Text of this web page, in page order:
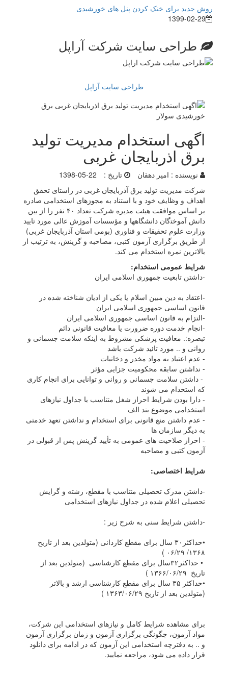
روش جدید برای خنک کردن پنل های خورشیدی
1399-02-29
طراحی سایت شرکت آراپل
طراحی سایت آراپل
اگهی استخدام مدیریت تولید
برق اذربایجان غربی
نویسنده : امیر دهقان تاریخ :
1398-05-22
ﺷﺮﮐﺖ ﻣﺪﯾﺮﯾﺖ ﺗﻮﻟﯿﺪ ﺑﺮق آذرﺑﺎﯾﺠﺎن غربی در راﺳﺘﺎی ﺗﺤﻘﻖ
اﻫﺪاف و وﻇﺎﯾﻒ ﺧﻮد و ﺑﺎ اﺳﺘﻨﺎد ﺑﻪ ﻣﺠﻮزﻫﺎی اﺳﺘﺨﺪاﻣﯽ ﺻﺎدره
ﺑﺮ اﺳﺎس ﻣﻮاﻓﻘﺖ ﻫﯿﺌﺖ ﻣﺪﯾﺮه شرکت تعداد ۴۰ ﻧﻔﺮ را از ﺑﯿﻦ
داﻧﺶ آﻣﻮﺧﺘگان داﻧﺸﮕﺎﻫﻬﺎ و ﻣﺆﺳﺴﺎت آﻣﻮزش ﻋﺎﻟﯽ ﻣﻮرد ﺗﺎﯾﯿﺪ
وزارت ﻋﻠﻮم ﺗﺤﻘﯿﻘﺎت و ﻓﻨﺎوری (ﺑﻮﻣﯽ اﺳﺘﺎن آذرﺑﺎﯾﺠﺎن ﻏﺮﺑﯽ)
از ﻃﺮﯾﻖ ﺑﺮﮔﺰاری آزﻣﻮن ﮐﺘﺒﯽ، ﻣﺼﺎﺣﺒﻪ و ﮔﺰﯾﻨﺶ، ﺑﻪ ﺗﺮﺗﯿﺐ از
ﺑﺎﻻﺗﺮﯾﻦ ﻧﻤﺮه اﺳﺘﺨﺪام ﻣﯽ ﮐﻨﺪ.
ﺷﺮاﯾﻂ ﻋﻤﻮﻣﯽ اﺳﺘﺨﺪام:
-داﺷﺘﻦ ﺗﺎﺑﻌﯿﺖ ﺟﻤﻬﻮری اﺳﻼﻣﯽ اﯾﺮان
-اﻋﺘﻘﺎد ﺑﻪ دﯾﻦ ﻣﺒﯿﻦ اﺳﻼم ﯾﺎ ﯾﮑﯽ از ادﯾﺎن ﺷﻨﺎﺧﺘﻪ ﺷﺪه در
ﻗﺎﻧﻮن اﺳﺎﺳﯽ ﺟﻤﻬﻮری اﺳﻼﻣﯽ اﯾﺮان
-اﻟﺘﺰام ﺑﻪ ﻗﺎﻧﻮن اﺳﺎﺳﯽ ﺟﻤﻬﻮری اﺳﻼﻣﯽ اﯾﺮان
-اﻧﺠﺎم ﺧﺪﻣﺖ دوره ﺿﺮورت ﯾﺎ ﻣﻌﺎﻓﯿﺖ ﻗﺎﻧﻮﻧﯽ داﺋﻢ
ﺗﺒﺼﺮه:. ﻣﻌﺎﻓﯿﺖ ﭘﺰﺷﮑﯽ ﻣﺸﺮوط ﺑﻪ اﯾﻨﮑﻪ ﺳﻼﻣﺖ ﺟﺴﻤﺎﻧﯽ و
رواﻧﯽ و .. ﻣﻮرد ﺗﺎﺋﯿﺪ ﺷﺮﮐﺖ ﺑﺎﺷﺪ
- ﻋﺪم اﻋﺘﯿﺎد ﺑﻪ ﻣﻮاد ﻣﺨﺪر و دﺧﺎﻧﯿﺎت
- ﻧﺪاﺷﺘﻦ ﺳﺎﺑﻘﻪ ﻣﺤﮑﻮﻣﯿﺖ ﺟﺰاﯾﯽ ﻣﺆﺛﺮ
- داﺷﺘﻦ ﺳﻼﻣﺖ ﺟﺴﻤﺎﻧﯽ و رواﻧﯽ و ﺗﻮاﻧﺎﯾﯽ ﺑﺮای اﻧﺠﺎم ﮐﺎری
ﮐﻪ اﺳﺘﺨﺪام ﻣﯽ ﺷﻮﻧﺪ
- دارا ﺑﻮدن ﺷﺮاﯾﻂ اﺣﺮاز ﺷﻐﻞ ﻣﺘﻨﺎﺳﺐ ﺑﺎ ﺟﺪاول ﻧﯿﺎزﻫﺎی
اﺳﺘﺨﺪاﻣﯽ ﻣﻮﺿﻮع ﺑﻨﺪ اﻟﻒ
- ﻋﺪم داﺷﺘﻦ ﻣﻨﻊ ﻗﺎﻧﻮﻧﯽ ﺑﺮای اﺳﺘﺨﺪام و ﻧﺪاﺷﺘﻦ ﺗﻌﻬﺪ ﺧﺪﻣﺘﯽ
ﺑﻪ دﯾﮕﺮ ﺳﺎزﻣﺎن ﻫﺎ
- اﺣﺮاز ﺻﻼﺣﯿﺖ ﻫﺎی ﻋﻤﻮﻣﯽ ﺑﻪ ﺗﺄﯾﯿﺪ ﮔﺰﯾﻨﺶ ﭘﺲ از ﻗﺒﻮﻟﯽ در
آزﻣﻮن ﮐﺘﺒﯽ و ﻣﺼﺎﺣﺒﻪ
ﺷﺮاﯾﻂ اﺧﺘﺼﺎﺻﯽ:
-داﺷﺘﻦ ﻣﺪرک ﺗﺤﺼﯿﻠﯽ ﻣﺘﻨﺎﺳﺐ ﺑﺎ ﻣﻘﻄﻊ، رﺷﺘﻪ و ﮔﺮاﯾﺶ
ﺗﺤﺼﯿﻠﯽ اﻋﻼم ﺷﺪه در ﺟﺪاول ﻧﯿﺎزﻫﺎی اﺳﺘﺨﺪاﻣﯽ
-داﺷﺘﻦ ﺷﺮاﯾﻂ ﺳﻨﯽ ﺑﻪ ﺷﺮح زﯾﺮ :
•ﺣﺪاﮐﺜﺮ۳۰ ﺳﺎل ﺑﺮای ﻣﻘﻄﻊ ﮐﺎرداﻧﯽ (ﻣﺘﻮﻟﺪﯾﻦ ﺑﻌﺪ از ﺗﺎرﯾﺦ
۱۳۶۸/ ۰۶/۲۹ )
• ﺣﺪاﮐﺜﺮ۳۲ﺳﺎل ﺑﺮای ﻣﻘﻄﻊ ﮐﺎرﺷﻨﺎﺳﯽ (ﻣﺘﻮﻟﺪﯾﻦ ﺑﻌﺪ از
ﺗﺎرﯾﺦ ۱۳۶۶/۰۶/۲۹ )
•ﺣﺪاﮐﺜﺮ ۳۵ ﺳﺎل ﺑﺮای ﻣﻘﻄﻊ ﮐﺎرﺷﻨﺎﺳﯽ ارﺷﺪ و ﺑﺎﻻﺗﺮ
(ﻣﺘﻮﻟﺪﯾﻦ ﺑﻌﺪ از ﺗﺎرﯾﺦ ۱۳۶۳/۰۶/۲۹ )
ﺑﺮای ﻣﺸﺎﻫﺪه شرایط کامل و ﻧﯿﺎزﻫﺎی اﺳﺘﺨﺪاﻣﯽ این ﺷﺮﮐت،
مواد آزمون، چگونگی برگزاری آزمون و زمان برگزاری آزمون
و .. به دفترچه استخدامی این آزمون که در ادامه برای دانلود
قرار داده می شود، ﻣﺮاﺟﻌﻪ ﻧﻤﺎﯾﯿﺪ.